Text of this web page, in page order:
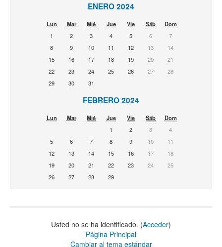
ENERO 2024
Lun Mar Mié Jue Vie Sáb
Dom
1
2 3 4 5 6
7
8
9 10 11 12 13
14
15
16 17 18 19 20
21
22
23 24 25 26 27
28
29
30 31
FEBRERO 2024
Lun Mar Mié Jue Vie Sáb
Dom
1
2 3
4
5
6 7 8 9 10
11
12
13 14 15 16 17
18
19
20 21 22 23 24
25
26
27 28 29
Usted no se ha identificado. (Acceder)
Página Principal
Cambiar al tema estándar